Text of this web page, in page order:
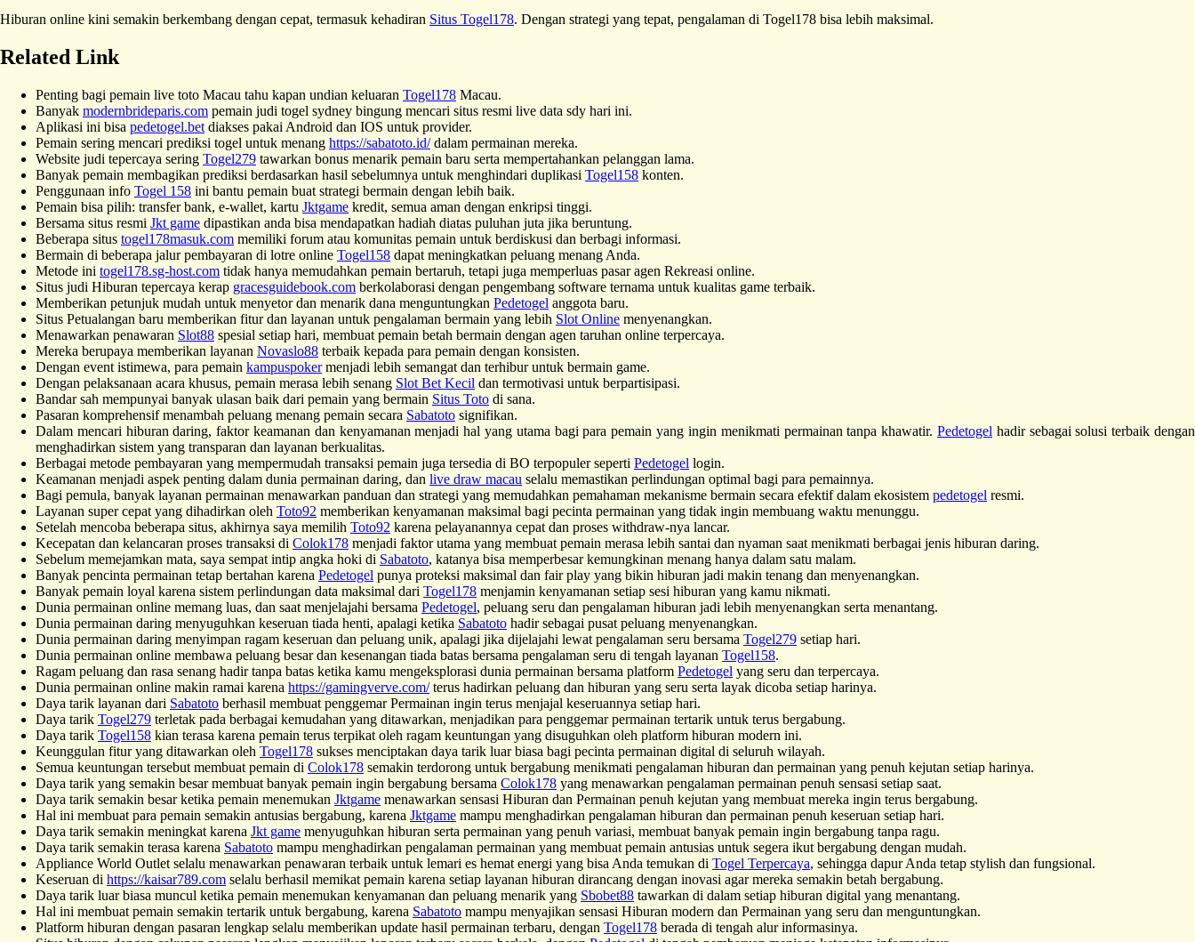
Hiburan online kini semakin berkembang dengan cepat, termasuk kehadiran Situs Togel178. Dengan strategi yang tepat, pengalaman di Togel178 bisa lebih maksimal.
Related Link
Penting bagi pemain live toto Macau tahu kapan undian keluaran Togel178 Macau.
Banyak modernbrideparis.com pemain judi togel sydney bingung mencari situs resmi live data sdy hari ini.
Aplikasi ini bisa pedetogel.bet diakses pakai Android dan IOS untuk provider.
Pemain sering mencari prediksi togel untuk menang https://sabatoto.id/dalam permainan mereka.
Website judi tepercaya sering Togel279 tawarkan bonus menarik pemain baru serta mempertahankan pelanggan lama.
Banyak pemain membagikan prediksi berdasarkan hasil sebelumnya untuk menghindari duplikasi Togel158 konten.
Penggunaan info Togel 158 ini bantu pemain buat strategi bermain dengan lebih baik.
Pemain bisa pilih: transfer bank, e-wallet, kartu Jktgame kredit, semua aman dengan enkripsi tinggi.
Bersama situs resmi Jkt game dipastikan anda bisa mendapatkan hadiah diatas puluhan juta jika beruntung.
Beberapa situs togel178masuk.com memiliki forum atau komunitas pemain untuk berdiskusi dan berbagi informasi.
Bermain di beberapa jalur pembayaran di lotre online Togel158 dapat meningkatkan peluang menang Anda.
Metode ini togel178.sg-host.com tidak hanya memudahkan pemain bertaruh, tetapi juga memperluas pasar agen Rekreasi online.
Situs judi Hiburan tepercaya kerap gracesguidebook.com berkolaborasi dengan pengembang software ternama untuk kualitas game terbaik.
Memberikan petunjuk mudah untuk menyetor dan menarik dana menguntungkan Pedetogel anggota baru.
Situs Petualangan baru memberikan fitur dan layanan untuk pengalaman bermain yang lebih Slot Online menyenangkan.
Menawarkan penawaran Slot88 spesial setiap hari, membuat pemain betah bermain dengan agen taruhan online terpercaya.
Mereka berupaya memberikan layanan Novaslo88 terbaik kepada para pemain dengan konsisten.
Dengan event istimewa, para pemain kampuspokermenjadi lebih semangat dan terhibur untuk bermain game.
Dengan pelaksanaan acara khusus, pemain merasa lebih senang Slot Bet Kecil dan termotivasi untuk berpartisipasi.
Bandar sah mempunyai banyak ulasan baik dari pemain yang bermain Situs Toto di sana.
Pasaran komprehensif menambah peluang menang pemain secara Sabatoto signifikan.
Dalam mencari hiburan daring, faktor keamanan dan kenyamanan menjadi hal yang utama bagi para pemain yang ingin menikmati permainan tanpa khawatir. Pedetogel hadir sebagai solusi terbaik dengan
menghadirkan sistem yang transparan dan layanan berkualitas.
Berbagai metode pembayaran yang mempermudah transaksi pemain juga tersedia di BO terpopuler seperti Pedetogel login.
Keamanan menjadi aspek penting dalam dunia permainan daring, dan live draw macau selalu memastikan perlindungan optimal bagi para pemainnya.
Bagi pemula, banyak layanan permainan menawarkan panduan dan strategi yang memudahkan pemahaman mekanisme bermain secara efektif dalam ekosistem pedetogel resmi.
Layanan super cepat yang dihadirkan oleh Toto92 memberikan kenyamanan maksimal bagi pecinta permainan yang tidak ingin membuang waktu menunggu.
Setelah mencoba beberapa situs, akhirnya saya memilih Toto92 karena pelayanannya cepat dan proses withdraw-nya lancar.
Kecepatan dan kelancaran proses transaksi di Colok178 menjadi faktor utama yang membuat pemain merasa lebih santai dan nyaman saat menikmati berbagai jenis hiburan daring.
Sebelum memejamkan mata, saya sempat intip angka hoki di Sabatoto, katanya bisa memperbesar kemungkinan menang hanya dalam satu malam.
Banyak pencinta permainan tetap bertahan karena Pedetogel punya proteksi maksimal dan fair play yang bikin hiburan jadi makin tenang dan menyenangkan.
Banyak pemain loyal karena sistem perlindungan data maksimal dari Togel178 menjamin kenyamanan setiap sesi hiburan yang kamu nikmati.
Dunia permainan online memang luas, dan saat menjelajahi bersama Pedetogel, peluang seru dan pengalaman hiburan jadi lebih menyenangkan serta menantang.
Dunia permainan daring menyuguhkan keseruan tiada henti, apalagi ketika Sabatoto hadir sebagai pusat peluang menyenangkan.
Dunia permainan daring menyimpan ragam keseruan dan peluang unik, apalagi jika dijelajahi lewat pengalaman seru bersama Togel279 setiap hari.
Dunia permainan online membawa peluang besar dan kesenangan tiada batas bersama pengalaman seru di tengah layanan Togel158.
Ragam peluang dan rasa senang hadir tanpa batas ketika kamu mengeksplorasi dunia permainan bersama platform Pedetogel yang seru dan terpercaya.
Dunia permainan online makin ramai karena https://gamingverve.com/terus hadirkan peluang dan hiburan yang seru serta layak dicoba setiap harinya.
Daya tarik layanan dari Sabatoto berhasil membuat penggemar Permainan ingin terus menjajal keseruannya setiap hari.
Daya tarik Togel279 terletak pada berbagai kemudahan yang ditawarkan, menjadikan para penggemar permainan tertarik untuk terus bergabung.
Daya tarik Togel158 kian terasa karena pemain terus terpikat oleh ragam keuntungan yang disuguhkan oleh platform hiburan modern ini.
Keunggulan fitur yang ditawarkan oleh Togel178 sukses menciptakan daya tarik luar biasa bagi pecinta permainan digital di seluruh wilayah.
Semua keuntungan tersebut membuat pemain di Colok178 semakin terdorong untuk bergabung menikmati pengalaman hiburan dan permainan yang penuh kejutan setiap harinya.
Daya tarik yang semakin besar membuat banyak pemain ingin bergabung bersama Colok178 yang menawarkan pengalaman permainan penuh sensasi setiap saat.
Daya tarik semakin besar ketika pemain menemukan Jktgame menawarkan sensasi Hiburan dan Permainan penuh kejutan yang membuat mereka ingin terus bergabung.
Hal ini membuat para pemain semakin antusias bergabung, karena Jktgame mampu menghadirkan pengalaman hiburan dan permainan penuh keseruan setiap hari.
Daya tarik semakin meningkat karena Jkt game menyuguhkan hiburan serta permainan yang penuh variasi, membuat banyak pemain ingin bergabung tanpa ragu.
Daya tarik semakin terasa karena Sabatoto mampu menghadirkan pengalaman permainan yang membuat pemain antusias untuk segera ikut bergabung dengan mudah.
Appliance World Outlet selalu menawarkan penawaran terbaik untuk lemari es hemat energi yang bisa Anda temukan di Togel Terpercaya, sehingga dapur Anda tetap stylish dan fungsional.
Keseruan di https://kaisar789.com selalu berhasil memikat pemain karena setiap layanan hiburan dirancang dengan inovasi agar mereka semakin betah bergabung.
Daya tarik luar biasa muncul ketika pemain menemukan kenyamanan dan peluang menarik yang Sbobet88 tawarkan di dalam setiap hiburan digital yang menantang.
Hal ini membuat pemain semakin tertarik untuk bergabung, karena Sabatoto mampu menyajikan sensasi Hiburan modern dan Permainan yang seru dan menguntungkan.
Platform hiburan dengan pasaran lengkap selalu memberikan update hasil permainan terbaru, dengan Togel178 berada di tengah alur informasinya.